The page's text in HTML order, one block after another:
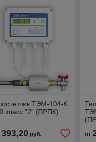
ТЭМ-104-К
класс "2" (ПРПК)
393,20руб. от